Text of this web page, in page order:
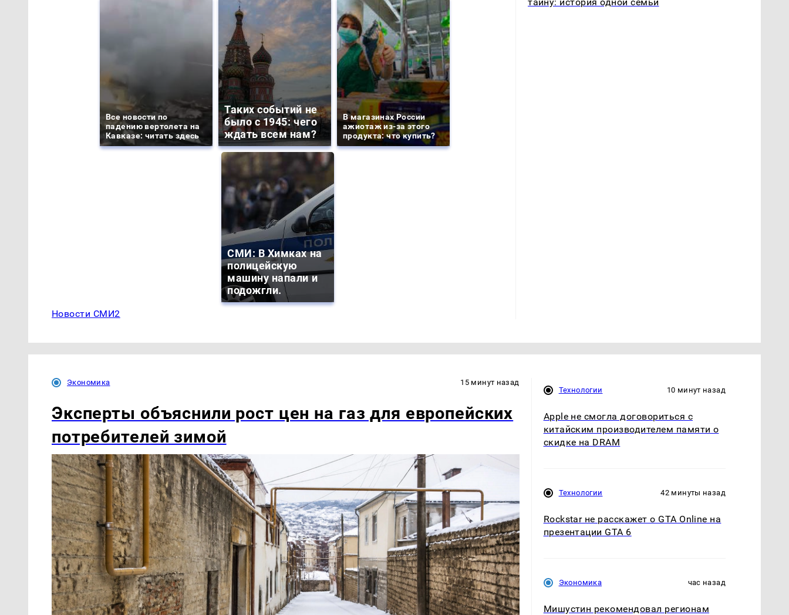
Все новости по
падению вертолета на
Кавказе: читать здесь
Таких событий не
было с 1945: чего
ждать всем нам?
В магазинах России
ажиотаж из-за этого
продукта: что купить?
СМИ: В Химках на
полицейскую
машину напали и
подожгли.
Новости СМИ2
Экономика 15 минут назад
Эксперты объяснили рост цен на газ для европейских
потребителей зимой
Технологии 10 минут назад
Apple не смогла договориться с
китайским производителем памяти о
скидке на DRAM
Технологии 42 минуты назад
Rockstar не расскажет о GTA Online на
презентации GTA 6
Экономика час назад
Мишустин рекомендовал регионам